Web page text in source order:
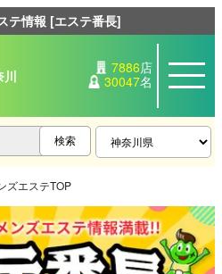
テ情報 [エステ番長]
川 7886店
30047名
ズエステTOP